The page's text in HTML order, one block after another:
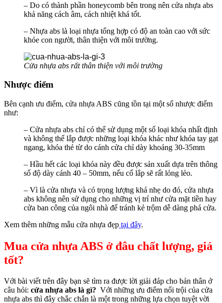
– Do có thành phần honeycomb bên trong nên cửa nhựa abs
khả năng cách âm, cách nhiệt khá tốt.
– Nhựa abs là loại nhựa tổng hợp có độ an toàn cao với sức
khỏe con người, thân thiện với môi trường.
Cửa nhựa abs rất thân thiện với môi trường
Nhược điểm
Bên cạnh ưu điểm, cửa nhựa ABS cũng tồn tại một số nhược điểm
như:
– Cửa nhựa abs chỉ có thể sử dụng một số loại khóa nhất định
và không thể lắp được những loại khóa khác như khóa tay gạt
ngang, khóa thẻ từ do cánh cửa chỉ dày khoảng 30-35mm
– Hầu hết các loại khóa này đều được sản xuất dựa trên thông
số độ dày cánh 40 – 50mm, nếu cố lắp sẽ rất lỏng lẻo.
– Vì là cửa nhựa và có trọng lượng khá nhẹ do đó, cửa nhựa
abs không nên sử dụng cho những vị trí như cửa mặt tiền hay
cửa ban công của ngôi nhà để tránh kẻ trộm dễ dàng phá cửa.
Xem thêm những mẫu cửa nhựa đẹp tại đây.
Mua cửa nhựa ABS ở đâu chất lượng, giá
tốt?
Với bài viết trên đây bạn sẽ tìm ra được lời giải đáp cho bản thân ở
câu hỏi: cửa nhựa abs là gì? Với những ưu điểm nổi trội của cửa
nhựa abs thì đây chắc chắn là một trong những lựa chọn tuyệt vời